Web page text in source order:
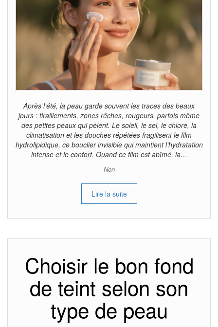
Après l’été, la peau garde souvent les traces des beaux
jours : tiraillements, zones rêches, rougeurs, parfois même
des petites peaux qui pèlent. Le soleil, le sel, le chlore, la
climatisation et les douches répétées fragilisent le film
hydrolipidique, ce bouclier invisible qui maintient l’hydratation
intense et le confort. Quand ce film est abîmé, la…
Non
Lire la suite
Choisir le bon fond
de teint selon son
type de peau